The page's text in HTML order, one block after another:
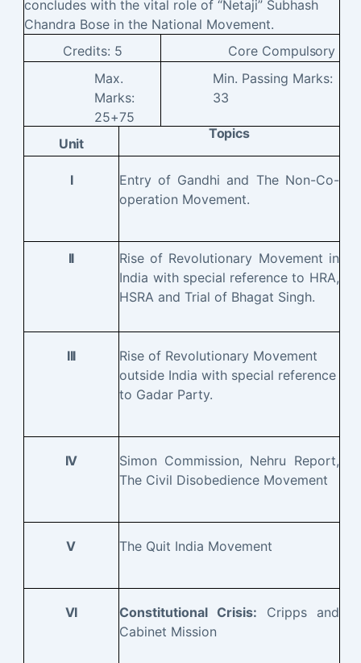
concludes with the vital role of “Netaji” Subhash
Chandra Bose in the National Movement.
Credits: 5 Core Compulsory
Max.
Marks:
25+75
Min. Passing Marks:
33
Unit
Topics
I
Entry of Gandhi and The Non-Co-
operation Movement.
II
Rise of Revolutionary Movement in
India with special reference to HRA,
HSRA and Trial of Bhagat Singh.
III
Rise of Revolutionary Movement
outside India with special reference
to Gadar Party.
IV
Simon Commission, Nehru Report,
The Civil Disobedience Movement
V The Quit India Movement
VI Constitutional Crisis: Cripps and
Cabinet Mission